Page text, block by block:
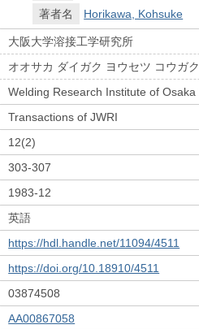
著者名
Horikawa, Kohsuke
大阪大学溶接工学研究所
オオサカ ダイガク ヨウセツ コウガ
Welding Research Institute of Osaka
Transactions of JWRI
12(2)
303-307
1983-12
英語
https://hdl.handle.net/11094/4511
https://doi.org/10.18910/4511
03874508
AA00867058